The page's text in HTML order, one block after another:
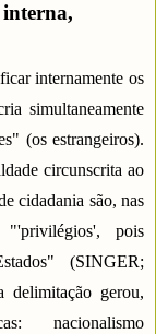
internamente os
simultaneamente
(os estrangeiros).
circunscrita ao
cidadania são, nas
pois
(SINGER;
gerou,
nacionalismo